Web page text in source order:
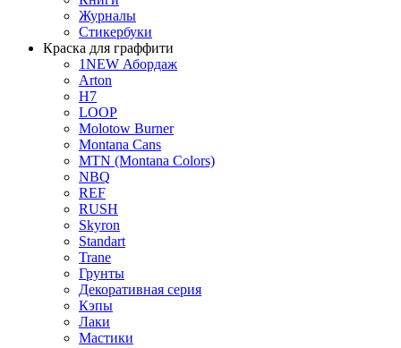
Журналы
Стикербуки
Краска для граффити
1NEW Абордаж
Arton
H7
LOOP
Molotow Burner
Montana Cans
MTN (Montana Colors)
NBQ
REF
RUSH
Skyron
Standart
Trane
Грунты
Декоративная серия
Кэпы
Лаки
Мастики